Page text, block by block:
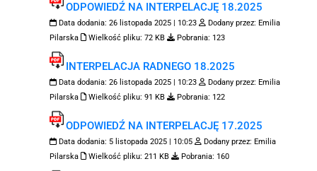
ODPOWIEDŹ NA INTERPELACJĘ 18.2025
Data dodania: 26 listopada 2025 | 10:23 Dodany przez: Emilia
Pilarska
Wielkość pliku: 72 KB Pobrania: 123
INTERPELACJA RADNEGO 18.2025
Data dodania: 26 listopada 2025 | 10:23 Dodany przez: Emilia
Pilarska
Wielkość pliku: 91 KB Pobrania: 122
ODPOWIEDŹ NA INTERPELACJĘ 17.2025
Data dodania: 5 listopada 2025 | 10:05 Dodany przez: Emilia
Pilarska
Wielkość pliku: 211 KB Pobrania: 160